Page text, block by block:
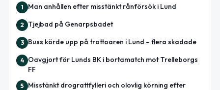
1 Man anhållen efter misstänkt rånförsök i Lund
2 Tjejbad på Genarpsbadet
3 Buss körde upp på trottoaren i Lund – flera skadade
4
Oavgjort för Lunds BK i bortamatch mot Trelleborgs
FF
5
Misstänkt drograttfylleri och olovlig körning efter